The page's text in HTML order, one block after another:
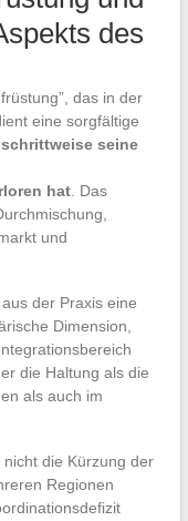
des
das in der
eine sorgfältige
schrittweise seine
hat. Das
und
der Praxis eine
Dimension,
die Haltung als die
als auch im
die Kürzung der
Regionen